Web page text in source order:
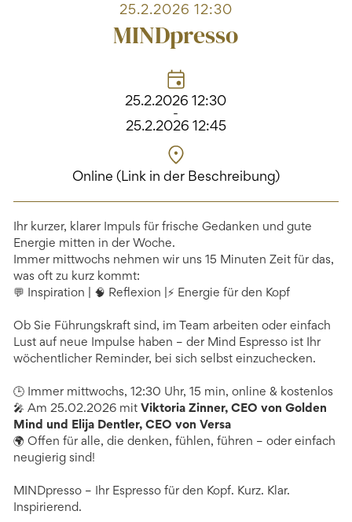
25.2.2026 12:30
MINDpresso
25.2.2026 12:30
-
25.2.2026 12:45
Online (Link in der Beschreibung)
Ihr kurzer, klarer Impuls für frische Gedanken und gute
Energie mitten in der Woche.
Immer mittwochs nehmen wir uns 15 Minuten Zeit für das,
was oft zu kurz kommt:
💬 Inspiration | 🧠 Reflexion |⚡ Energie für den Kopf
Ob Sie Führungskraft sind, im Team arbeiten oder einfach
Lust auf neue Impulse haben – der Mind Espresso ist Ihr
wöchentlicher Reminder, bei sich selbst einzuchecken.
🕒 Immer mittwochs, 12:30 Uhr, 15 min, online & kostenlos
🎤 Am 25.02.2026 mit Viktoria Zinner, CEO von Golden
Mind und Elija Dentler, CEO von Versa
🌍 Offen für alle, die denken, fühlen, führen – oder einfach
neugierig sind!
MINDpresso – Ihr Espresso für den Kopf. Kurz. Klar.
Inspirierend.